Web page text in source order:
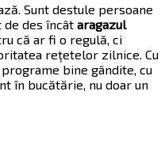
Sunt destule persoane
des încât aragazul
că ar fi o regulă, ci
rețetelor zilnice. Cu
bine gândite, cu
în bucătărie, nu doar un